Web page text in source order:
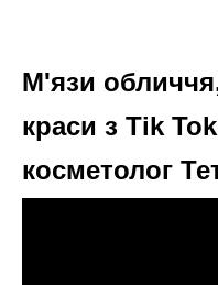
М'язи
краси з Tik
косметолог